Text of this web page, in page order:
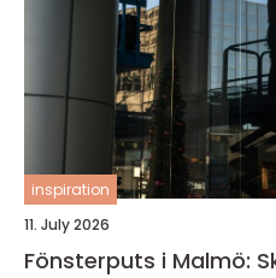
inspiration
11. July 2026
Fönsterputs i Malmö: